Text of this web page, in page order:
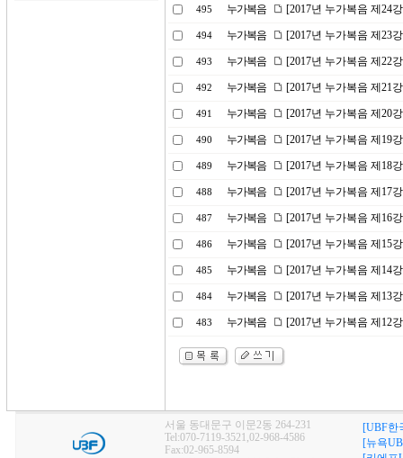
495 누가복음 [2017년 누가복음 제24
494 누가복음 [2017년 누가복음 제23
493 누가복음 [2017년 누가복음 제22
492 누가복음 [2017년 누가복음 제21
491 누가복음 [2017년 누가복음 제20
490 누가복음 [2017년 누가복음 제19
489 누가복음 [2017년 누가복음 제18
488 누가복음 [2017년 누가복음 제17
487 누가복음 [2017년 누가복음 제16
486 누가복음 [2017년 누가복음 제15
485 누가복음 [2017년 누가복음 제14
484 누가복음 [2017년 누가복음 제13
483 누가복음 [2017년 누가복음 제12
서울 동대문구 이문2동 264-231
Tel:070-7119-3521,02-968-4586
Fax:02-965-8594
[UBF한
[뉴욕